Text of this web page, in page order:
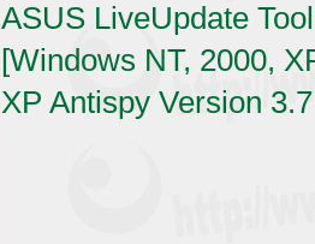
ASUS LiveUpdate
[Windows NT, 2000,
XP Antispy Version